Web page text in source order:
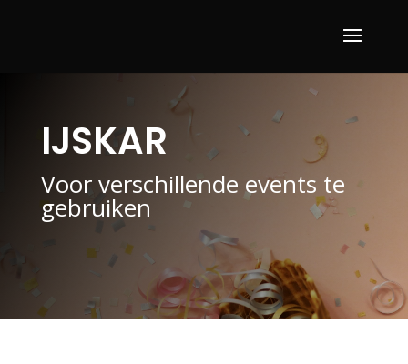
IJSKAR
Voor verschillende events te
gebruiken